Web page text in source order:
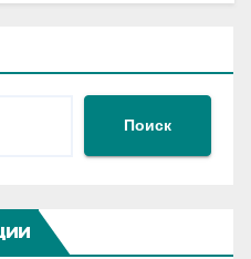
Поиск